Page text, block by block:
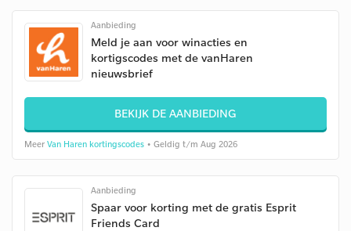
Aanbieding
Meld je aan voor winacties en
kortigscodes met de vanHaren
nieuwsbrief
BEKIJK DE AANBIEDING
Meer Van Haren kortingscodes • Geldig t/m Aug 2026
Aanbieding
Spaar voor korting met de gratis Esprit
Friends Card